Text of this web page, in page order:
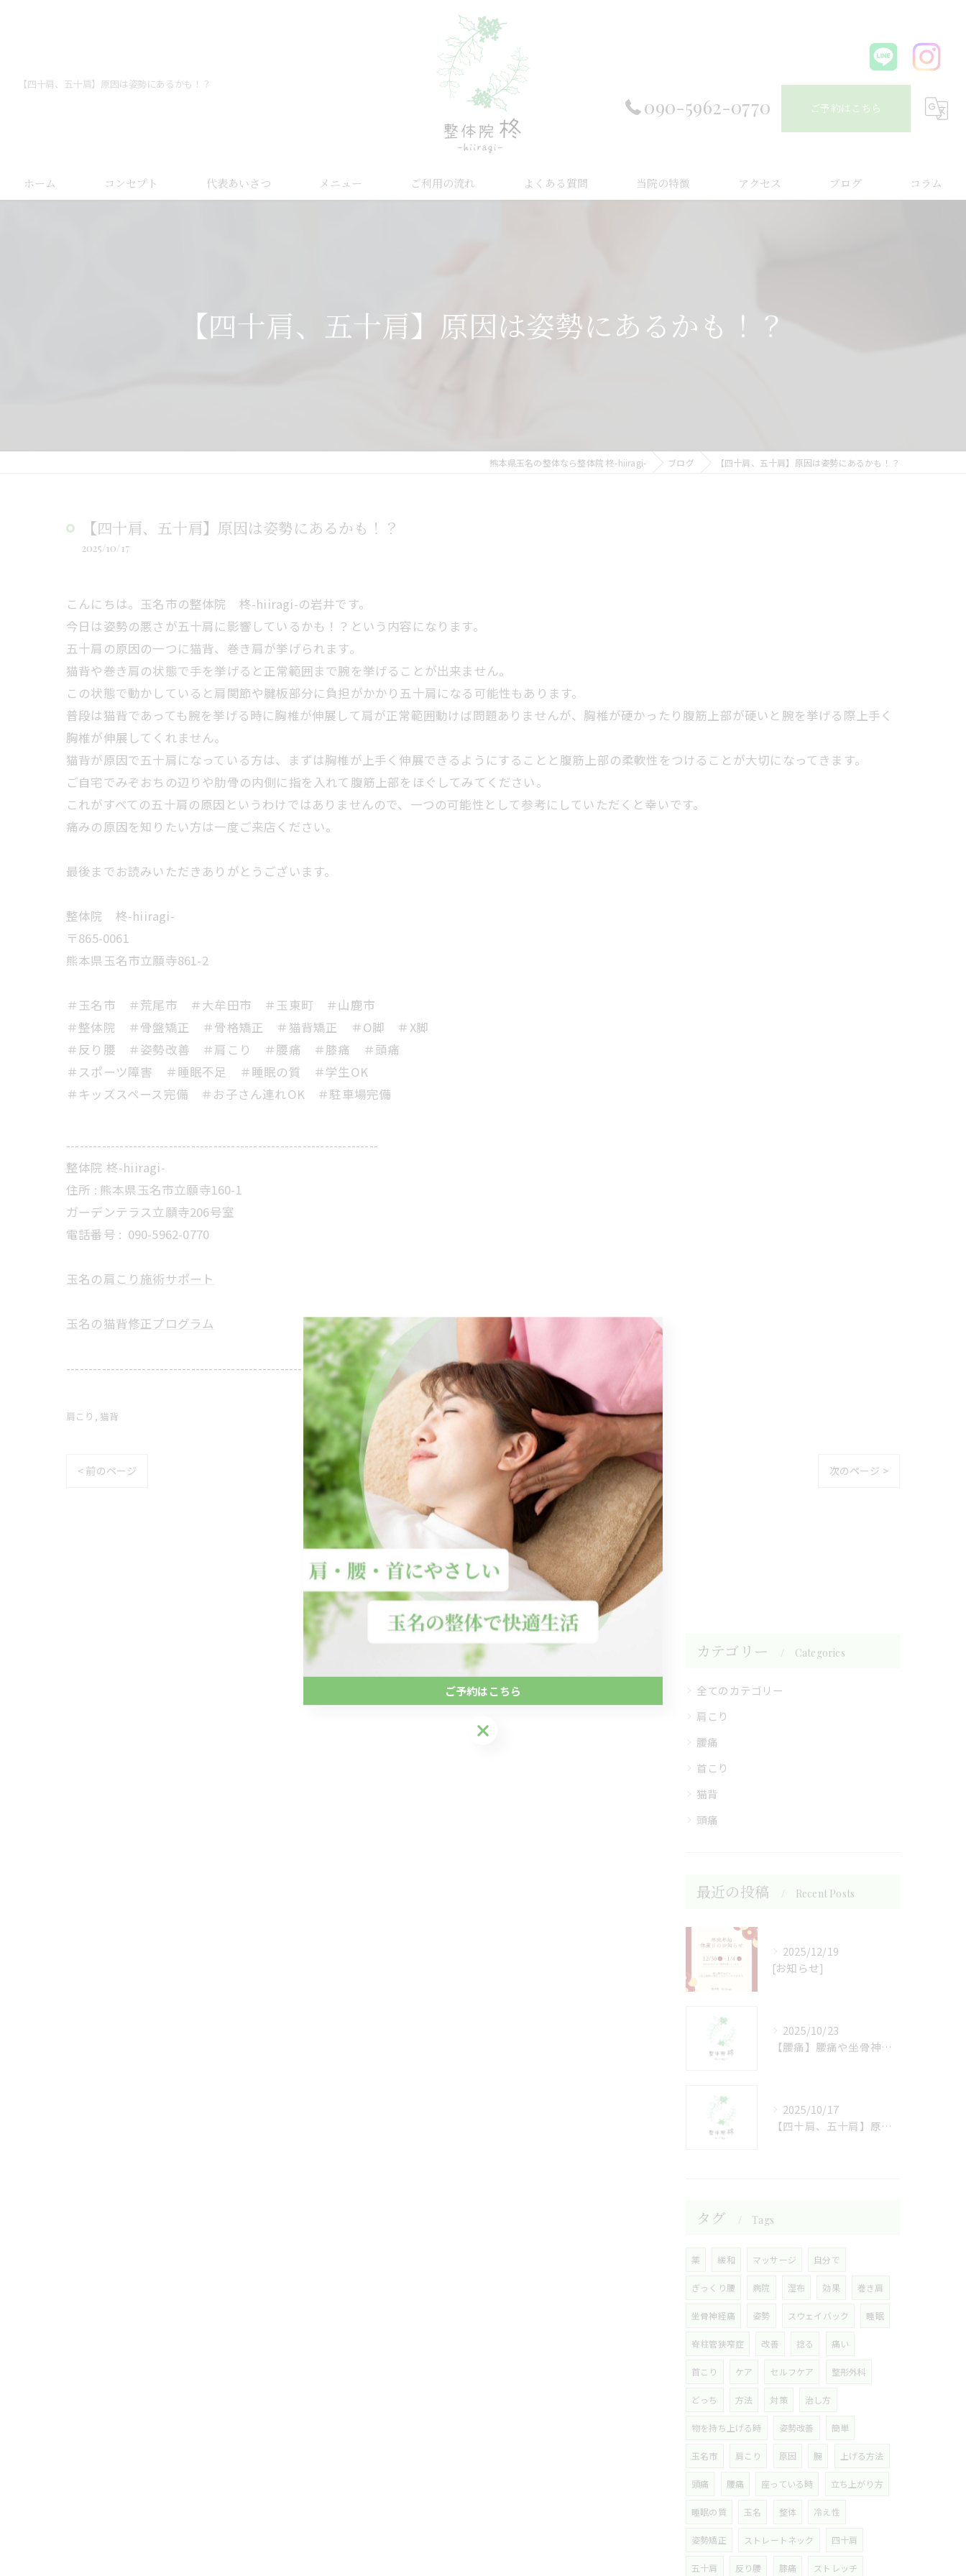
【四十肩、五十肩】原因は姿勢にあるかも！？
090-5962-0770 ご予約はこちら
ホーム コンセプト 代表あいさつ メニュー ご利用の流れ よくある質問 当院の特徴
猫背
アクセス ブログ コラム
【四十肩、五十肩】原因は姿勢にあるかも！？
熊本県玉名の整体なら整体院 柊-hiiragi- ブログ 【四十肩、五十肩】原因は姿勢にあるかも！？
【四十肩、五十肩】原因は姿勢にあるかも！？
2025/10/17
こんにちは。玉名市の整体院 柊-hiiragi-の岩井です。
今日は姿勢の悪さが五十肩に影響しているかも！？という内容になります。
五十肩の原因の一つに猫背、巻き肩が挙げられます。
猫背や巻き肩の状態で手を挙げると正常範囲まで腕を挙げることが出来ません。
この状態で動かしていると肩関節や腱板部分に負担がかかり五十肩になる可能性もあります。
普段は猫背であっても腕を挙げる時に胸椎が伸展して肩が正常範囲動けば問題ありませんが、胸椎が硬かったり腹筋上部が硬いと腕を挙げる際上手く
胸椎が伸展してくれません。
猫背が原因で五十肩になっている方は、まずは胸椎が上手く伸展できるようにすることと腹筋上部の柔軟性をつけることが大切になってきます。
ご自宅でみぞおちの辺りや肋骨の内側に指を入れて腹筋上部をほぐしてみてください。
これがすべての五十肩の原因というわけではありませんので、一つの可能性として参考にしていただくと幸いです。
痛みの原因を知りたい方は一度ご来店ください。
最後までお読みいただきありがとうございます。
整体院 柊-hiiragi-
〒865-0061
熊本県玉名市立願寺861-2
＃玉名市 ＃荒尾市 ＃大牟田市 ＃玉東町 ＃山鹿市
＃整体院 ＃骨盤矯正 ＃骨格矯正 ＃猫背矯正 ＃O脚 ＃X脚
＃反り腰 ＃姿勢改善 ＃肩こり ＃腰痛 ＃膝痛 ＃頭痛
＃スポーツ障害 ＃睡眠不足 ＃睡眠の質 ＃学生OK
＃キッズスペース完備 ＃お子さん連れOK ＃駐車場完備
----------------------------------------------------------------------
整体院 柊-hiiragi-
住所 : 熊本県玉名市立願寺160-1
ガーデンテラス立願寺206号室
電話番号 : 090-5962-0770
玉名の肩こり施術サポート
玉名の猫背修正プログラム
----------------------------------------------------------------------
肩こり 猫背
< 前のページ 一覧に戻る 次のページ >
関連タグ
#五十肩 #対策 #玉名市
カテゴリー Categories
全てのカテゴリー
肩こり
腰痛
首こり
猫背
頭痛
最近の投稿 Recent Posts
2025/12/19
[お知らせ]
2025/10/23
【腰痛】腰痛や坐骨神経痛の方へ
2025/10/17
【四十肩、五十肩】原因は姿勢にあるかも！？
タグ Tags
薬 緩和 マッサージ 自分で
ぎっくり腰 病院 湿布 効果 巻き肩
坐骨神経痛 姿勢 スウェイバック 睡眠
脊柱管狭窄症 改善 捻る 痛い
首こり ケア セルフケア 整形外科
どっち 方法 対策 治し方
物を持ち上げる時 姿勢改善 簡単
玉名市 肩こり 原因 腕 上げる方法
頭痛 腰痛 座っている時 立ち上がり方
睡眠の質 玉名 整体 冷え性
姿勢矯正 ストレートネック 四十肩
五十肩 反り腰 膝痛 ストレッチ
ご予約はこちら
ご予約はこちら